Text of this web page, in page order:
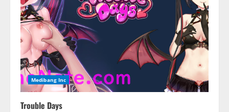
Medibang Inc
Trouble Days